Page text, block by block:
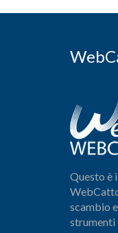
Questo è
scambio
strumenti